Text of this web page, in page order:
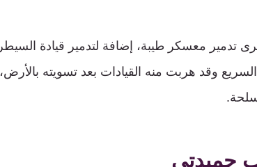
تدمير معسكر طيبة، إضافة لتدمير قيادة
السريع وقد هربت منه القيادات بعد تسويته
حميدتي